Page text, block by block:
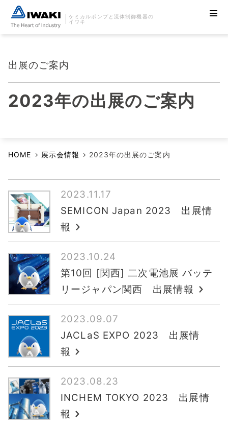
ケミカルポンプと流体制御機器の
イワキ
出展のご案内
2023年の出展のご案内
HOME 展示会情報 2023年の出展のご案内
2023.11.17
SEMICON Japan 2023 出展情
報
2023.10.24
第10回 [関西] 二次電池展 バッテ
リージャパン関西 出展情報
2023.09.07
JACLaS EXPO 2023 出展情
報
2023.08.23
INCHEM TOKYO 2023 出展情
報